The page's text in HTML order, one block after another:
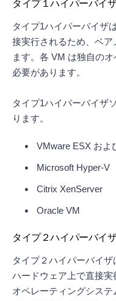
タイプ１ハイパーバイ
タイプ1ハイパーバイザ
接実行されるため、ベ
ます。各 VM は独自の
必要があります。
タイプ1ハイパーバイザ
ります。
VMware ESX およ
Microsoft Hyper-V
Citrix XenServer
Oracle VM
タイプ２ハイパーバイ
タイプ２ハイパーバイザ
ハードウェア上で直接
オペレーティングシス